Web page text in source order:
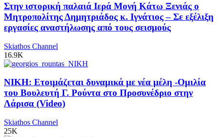
Στην ιστορική παλαιά Ιερά Μονή Κάτω Ξενιάς ο
Μητροπολίτης Δημητριάδος κ. Ιγνάτιος – Σε εξέλιξη
εργασίες αναστήλωσης από τους σεισμούς
Skiathos Channel
16.9K
ΝΙΚΗ: Ετοιμάζεται δυναμικά με νέα μέλη -Ομιλία
του Βουλευτή Γ. Ρούντα στο Προσυνέδριο στην
Λάρισα (Video)
Skiathos Channel
25K